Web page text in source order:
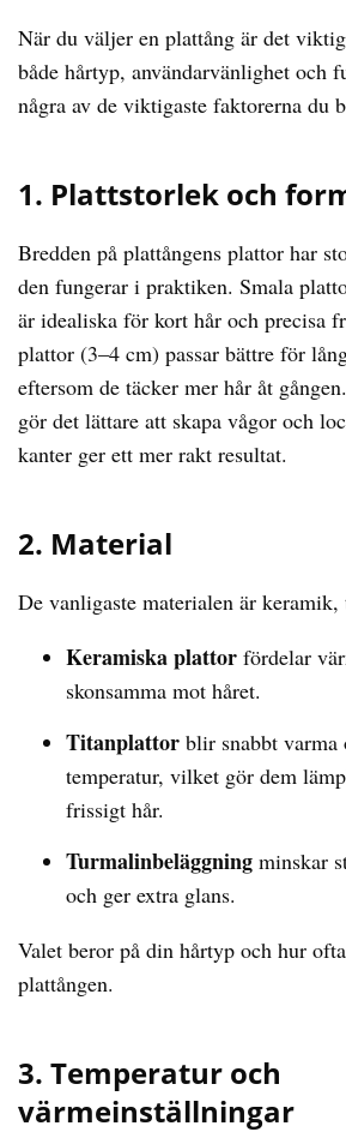
När du väljer en plattång är det
både hårtyp, användarvänlighet och
några av de viktigaste faktorerna du
1. Plattstorlek och
Bredden på plattångens plattor har
den fungerar i praktiken. Smala
är idealiska för kort hår och precisa
plattor (3–4 cm) passar bättre för
eftersom de täcker mer hår åt
gör det lättare att skapa vågor och
kanter ger ett mer rakt resultat.
2. Material
De vanligaste materialen är
Keramiska plattor fördelar
skonsamma mot håret.
Titanplattor blir snabbt
temperatur, vilket gör dem
frissigt hår.
Turmalinbeläggning minskar
och ger extra glans.
Valet beror på din hårtyp och hur
plattången.
3. Temperatur och
värmeinställningar